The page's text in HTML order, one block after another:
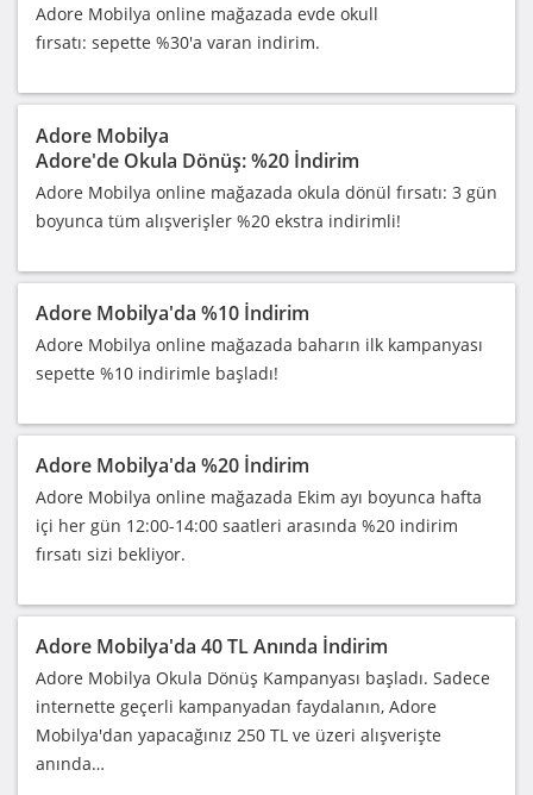
Adore Mobilya online mağazada evde okull
fırsatı: sepette %30'a varan indirim.
Adore Mobilya
Adore'de Okula Dönüş: %20 İndirim
Adore Mobilya online mağazada okula dönül fırsatı: 3 gün
boyunca tüm alışverişler %20 ekstra indirimli!
Adore Mobilya'da %10 İndirim
Adore Mobilya online mağazada baharın ilk kampanyası
sepette %10 indirimle başladı!
Adore Mobilya'da %20 İndirim
Adore Mobilya online mağazada Ekim ayı boyunca hafta
içi her gün 12:00-14:00 saatleri arasında %20 indirim
fırsatı sizi bekliyor.
Adore Mobilya'da 40 TL Anında İndirim
Adore Mobilya Okula Dönüş Kampanyası başladı. Sadece
internette geçerli kampanyadan faydalanın, Adore
Mobilya'dan yapacağınız 250 TL ve üzeri alışverişte
anında…